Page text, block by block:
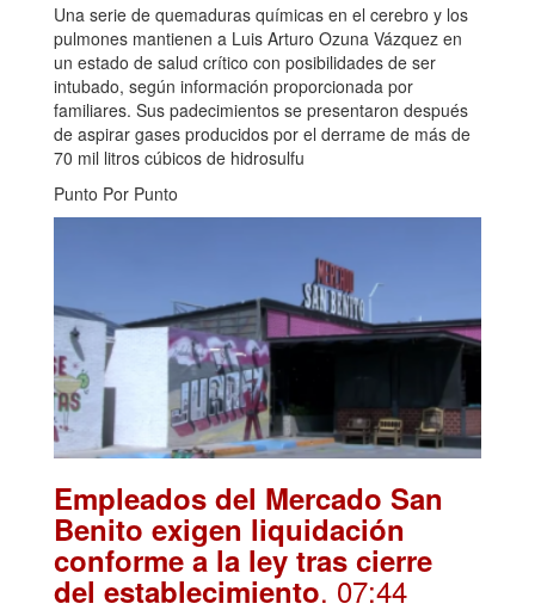
Una serie de quemaduras químicas en el cerebro y los
pulmones mantienen a Luis Arturo Ozuna Vázquez en
un estado de salud crítico con posibilidades de ser
intubado, según información proporcionada por
familiares. Sus padecimientos se presentaron después
de aspirar gases producidos por el derrame de más de
70 mil litros cúbicos de hidrosulfu
Punto Por Punto
Empleados del Mercado San
Benito exigen liquidación
conforme a la ley tras cierre
del establecimiento. 07:44